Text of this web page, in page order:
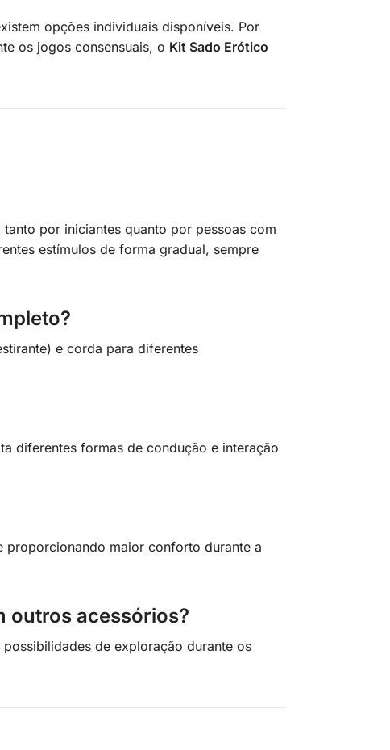
opções individuais disponíveis. Por
os jogos consensuais, o Kit Sado Erótico
por iniciantes quanto por pessoas com
estímulos de forma gradual, sempre
e corda para diferentes
diferentes formas de condução e interação
proporcionando maior conforto durante a
outros acessórios?
de exploração durante os